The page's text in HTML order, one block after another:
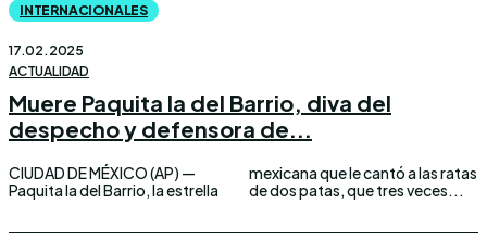
INTERNACIONALES
17.02.2025
ACTUALIDAD
Muere Paquita la del Barrio, diva del
despecho y defensora de...
CIUDAD DE MÉXICO (AP) —
Paquita la del Barrio, la estrella
mexicana que le cantó a las ratas
de dos patas, que tres veces...